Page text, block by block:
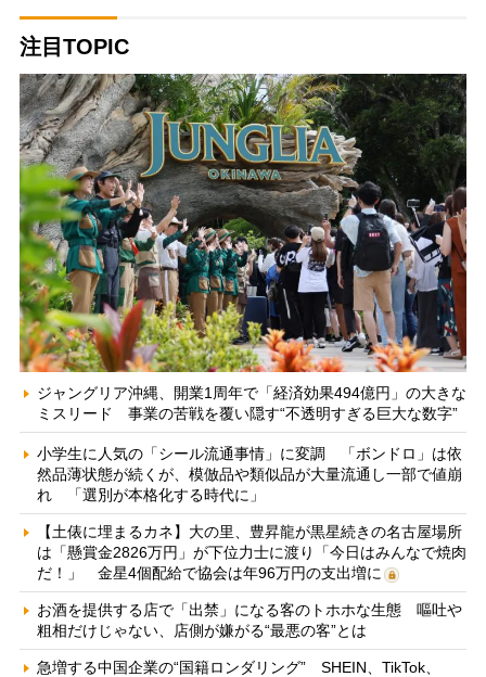
注目TOPIC
ジャングリア沖縄、開業1周年で「経済効果494億円」の大きな
ミスリード 事業の苦戦を覆い隠す“不透明すぎる巨大な数字”
小学生に人気の「シール流通事情」に変調 「ボンドロ」は依
然品薄状態が続くが、模倣品や類似品が大量流通し一部で値崩
れ 「選別が本格化する時代に」
【土俵に埋まるカネ】大の里、豊昇龍が黒星続きの名古屋場所
は「懸賞金2826万円」が下位力士に渡り「今日はみんなで焼肉
だ！」 金星4個配給で協会は年96万円の支出増に
お酒を提供する店で「出禁」になる客のトホホな生態 嘔吐や
粗相だけじゃない、店側が嫌がる“最悪の客”とは
急増する中国企業の“国籍ロンダリング” SHEIN、TikTok、